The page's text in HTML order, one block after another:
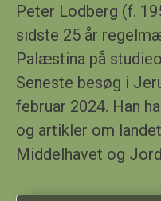
Peter Lodberg (f.
sidste 25 år
Palæstina på
Seneste besøg i
februar 2024. Han
og artikler om
Middelhavet og